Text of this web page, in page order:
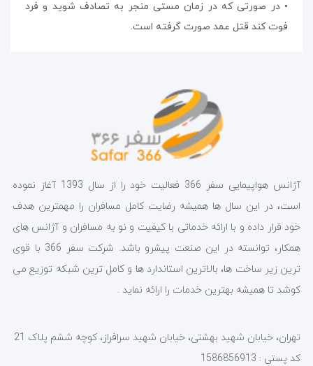
• در صورتی که در زمان مستی منجر به تصادف شوید و فرد
فوت کند قتل عمد صورت گرفته است.
آژانس هواپیمایی سفر 366 فعالیت خود را از سال 1393 آغاز نموده
است، در این سال ها همیشه رضایت کامل مسافران را مهمترین هدف
خود قرار داده و با ارائه خدماتی با کیفیت و نو به مسافران و آژانس های
همکار، توانسته در این صنعت پیشرو باشد. شرکت سفر 366 با قوی
ترین زیر ساخت ها، بالاترین استاندارد ها و کامل ترین شبکه توزیع می
کوشد تا همیشه بهترین خدمات را ارائه نماید .
تهران، خیابان شهید بهشتی، خیابان شهید سرافراز، کوچه ششم پلاک 21
کد پستی : 1586856913